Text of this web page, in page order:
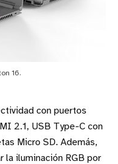
16.
con puertos
2.1, USB Type-C con
Micro SD. Además,
la iluminación RGB por